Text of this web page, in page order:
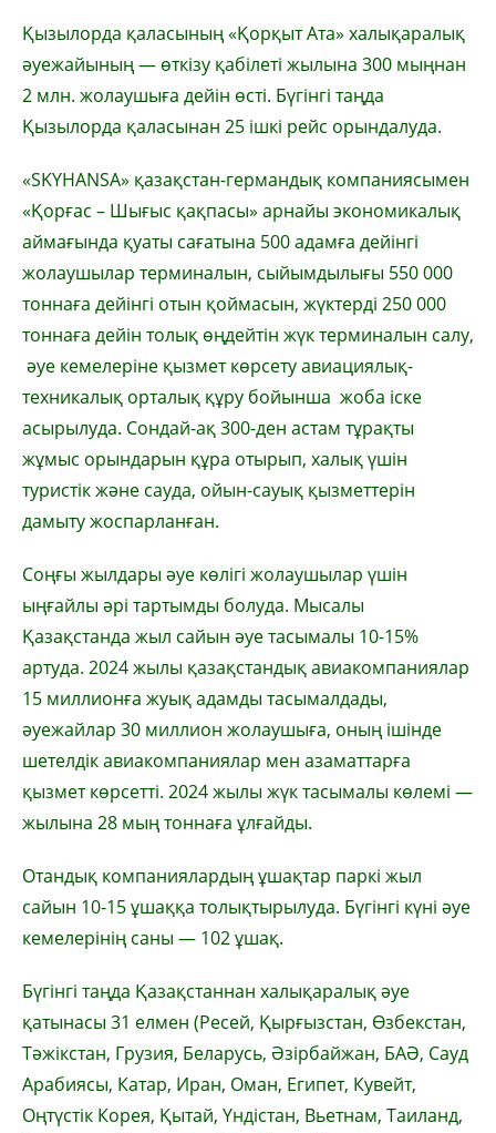
Қызылорда қаласының «Қорқыт Ата» халықаралық
әуежайының — өткізу қабілеті жылына 300 мыңнан
2 млн. жолаушыға дейін өсті. Бүгінгі таңда
Қызылорда қаласынан 25 ішкі рейс орындалуда.
«SKYHANSA» қазақстан-германдық компаниясымен
«Қорғас – Шығыс қақпасы» арнайы экономикалық
аймағында қуаты сағатына 500 адамға дейінгі
жолаушылар терминалын, сыйымдылығы 550 000
тоннаға дейінгі отын қоймасын, жүктерді 250 000
тоннаға дейін толық өңдейтін жүк терминалын салу,
әуе кемелеріне қызмет көрсету авиациялық-
техникалық орталық құру бойынша жоба іске
асырылуда. Сондай-ақ300-ден астам тұрақты
жұмыс орындарын құра отырып, халық үшін
туристік және сауда, ойын-сауық қызметтерін
дамыту жоспарланған.
Соңғы жылдары әуе көлігі жолаушылар үшін
ыңғайлы әрі тартымды болуда. Мысалы
Қазақстанда жыл сайын әуе тасымалы 10-15%
артуда. 2024 жылы қазақстандық авиакомпаниялар
15 миллионға жуық адамды тасымалдады,
әуежайлар 30 миллион жолаушыға, оның ішінде
шетелдік авиакомпаниялар мен азаматтарға
қызмет көрсетті. 2024 жылы жүк тасымалы көлемі —
жылына 28 мың тоннаға ұлғайды.
Отандық компаниялардың ұшақтар паркі жыл
сайын 10-15 ұшаққа толықтырылуда. Бүгінгі күні әуе
кемелерінің саны — 102 ұшақ.
Бүгінгі таңда Қазақстаннан халықаралық әуе
қатынасы 31 елмен (Ресей, Қырғызстан, Өзбекстан,
Тәжікстан, Грузия, Беларусь, Әзірбайжан, БАӘ, Сауд
Арабиясы, Катар, Иран, Оман, Египет, Кувейт,
Оңтүстік Корея, Қытай, Үндістан, Вьетнам, Таиланд,